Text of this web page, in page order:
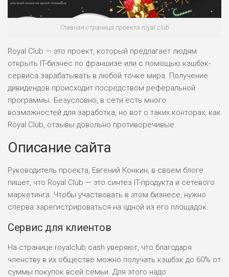
Главная страница проекта royal club
Royal Club — это проект, который предлагает людям
открыть IT-бизнес по франшизе или с помощью кэшбэк-
сервиса зарабатывать в любой точке мира. Получение
дивидендов происходит посредством реферальной
программы. Безусловно, в сети есть много
возможностей для заработка, но вот о таких конторах, как
Royal Club, отзывы довольно противоречивые.
Описание сайта
Руководитель проекта, Евгений Конкин, в своем блоге
пишет, что Royal Club — это синтез IT-продукта и сетевого
маркетинга. Чтобы участвовать в этом бизнесе, нужно
сперва зарегистрироваться на одной из его площадок.
Сервис для клиентов
На странице royalclub cash уверяют, что благодаря
членству в их обществе можно получать кэшбэк до 60% от
суммы покупок всей семьи. Для этого надо